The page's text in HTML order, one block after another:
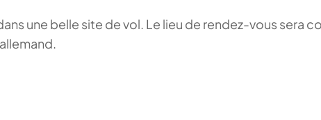
une belle site de vol. Le lieu de rendez-vous sera